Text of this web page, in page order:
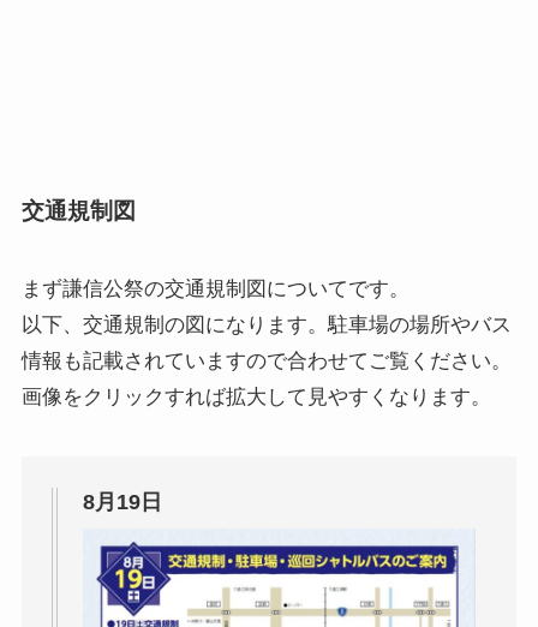
交通規制図
まず謙信公祭の交通規制図 についてです。
以下、交通規制の図になります。駐車場の場所やバス
情報も記載されていますので合わせてご覧ください。
画像をクリックすれば拡大して見やすくなります。
8月19日